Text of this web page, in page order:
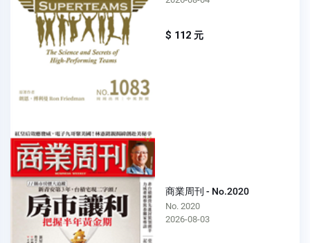
$ 112 元
商業周刊 - No.2020
No. 2020
2026-08-03